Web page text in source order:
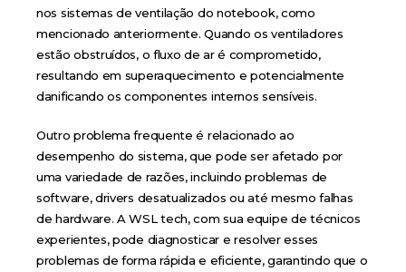
nos sistemas de ventilação do notebook, como
mencionado anteriormente. Quando os ventiladores
estão obstruídos, o fluxo de ar é comprometido,
resultando em superaquecimento e potencialmente
danificando os componentes internos sensíveis.
Outro problema frequente é relacionado ao
desempenho do sistema, que pode ser afetado por
uma variedade de razões, incluindo problemas de
software, drivers desatualizados ou até mesmo falhas
de hardware. A WSL tech, com sua equipe de técnicos
experientes, pode diagnosticar e resolver esses
problemas de forma rápida e eficiente, garantindo que o